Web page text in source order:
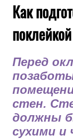
Как
Перед
стен.
должны
сухими